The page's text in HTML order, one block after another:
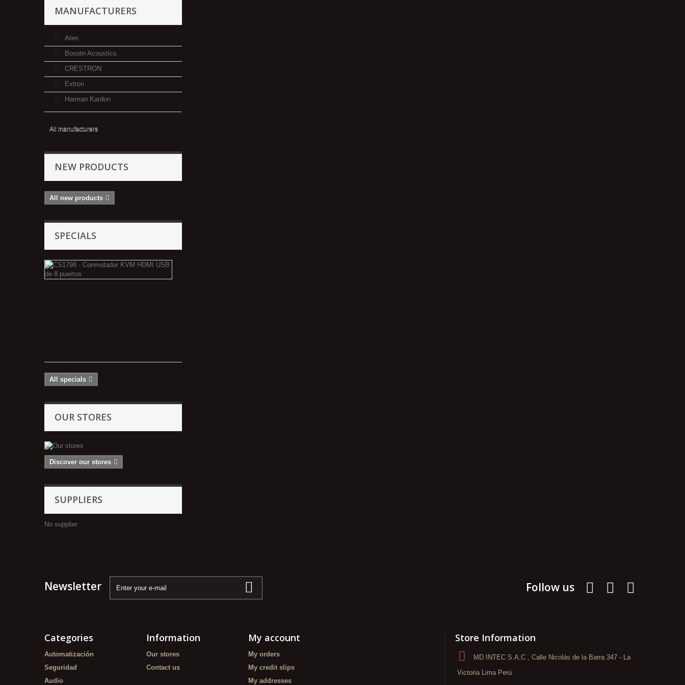
MANUFACTURERS
Aten
Bosotn Acoustics
CRESTRON
Extron
Harman Kardon
All manufacturers
NEW PRODUCTS
All new products
SPECIALS
All specials
OUR STORES
Discover our stores
SUPPLIERS
No supplier
Newsletter Follow us
Categories
Automatización
Seguridad
Audio
Information
Our stores
Contact us
My account
My orders
My credit slips
My addresses
Store Information
MD INTEC S.A.C., Calle Nicolás de la Barra 347 - La
Victoria Lima Perú